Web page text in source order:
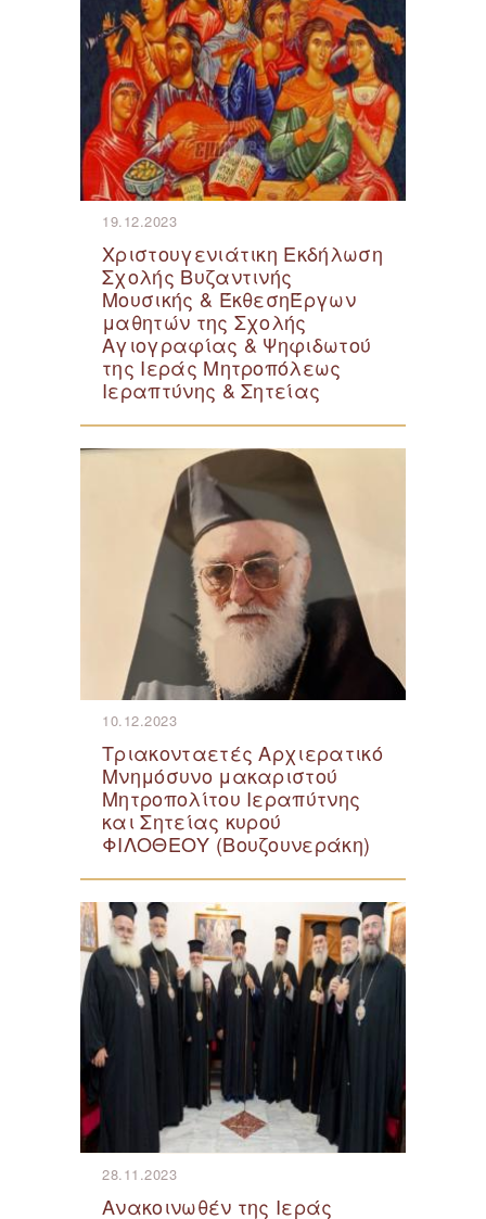
19.12.2023
Χριστουγενιάτικη Εκδήλωση
Σχολής Βυζαντινής
Μουσικής & ΈκθεσηΈργων
μαθητών της Σχολής
Αγιογραφίας & Ψηφιδωτού
της Ιεράς Μητροπόλεως
Ιεραπτύνης & Σητείας
10.12.2023
Τριακονταετές Αρχιερατικό
Μνημόσυνο μακαριστού
Μητροπολίτου Ιεραπύτνης
και Σητείας κυρού
ΦΙΛΟΘΕΟΥ (Βουζουνεράκη)
28.11.2023
Ανακοινωθέν της Ιεράς